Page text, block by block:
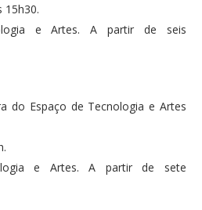
15h30.
e Artes. A partir de seis
do Espaço de Tecnologia e Artes
e Artes. A partir de sete